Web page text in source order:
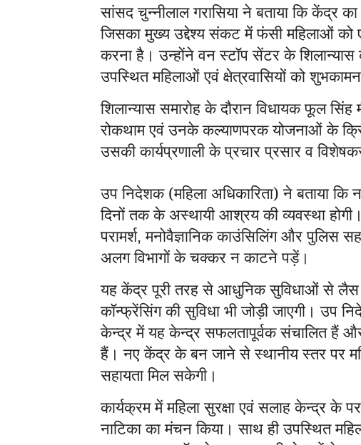
सांसद चुन्नीलाल गरासिया ने बताया कि केंद्र
जिसका मुख्य उद्देश्य संकट में फंसी महिलाओं को
करना है। उन्होंने वन स्टॉप सेंटर के शिलान्यास
उपस्थित महिलाओं एवं क्षेत्रवासियों को
शिलान्यास समारोह के दौरान विधायक फूल
रोकथाम एवं उनके कल्याणपरक योजनाओं के
उसकी कार्यप्रणाली के प्रचार प्रसार व
उप निदेशक (महिला अधिकारिता) ने बताया
दिनों तक के अस्थायी आश्रय की व्यवस्था
परामर्श,मनोवैज्ञानिक काउंसिलिंग और पुलिस
अलग विभागों के चक्कर न काटने पड़ें।
यह केंद्र पूरी तरह से आधुनिक सुविधाओं से लैस
कॉन्फ्रेंसिंग की सुविधा भी जोड़ी जाएगी। उप
केन्द्र में यह केन्द्र सफलतापूर्वक संचालित हैं
हैं। नए केंद्र के बन जाने से स्थानीय स्तर पर
सहायता मिल सकेगी।
कार्यक्रम में महिला सुरक्षा एवं सलाह केन्द्र के
नाटिका का मंचन किया। साथ ही उपस्थित